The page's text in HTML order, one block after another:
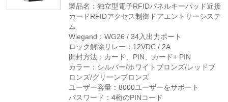
製品名：独立型電子RFIDパネルキーパッド近接
カードRFIDアクセス制御ドアエントリーシステ
ム
Wiegand：WG26 / 34入出力ポート
ロック解除リレー：12VDC / 2A
開封方法：カード、PIN、カード+ PIN
カラー：シルバー/ホワイトブロンズ/レッドブ
ロンズ/グリーンブロンズ
ユーザー容量：8000ユーザーをサポート
パスワード：4桁のPINコード